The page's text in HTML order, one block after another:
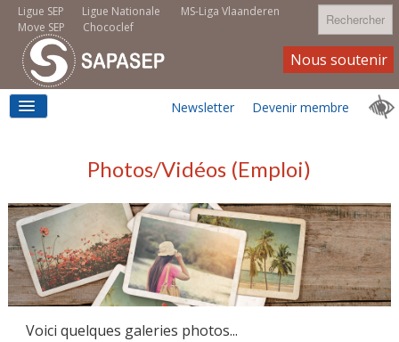
Ligue Nationale MS-Liga Vlaanderen
Ligue SEP
Move SEP
Chococlef
Rechercher
LOGEMENT
MOVE SEP
Newsletter
Nous soutenir
Devenir membre
Photos/Vidéos (Emploi)
Voici quelques galeries photos...